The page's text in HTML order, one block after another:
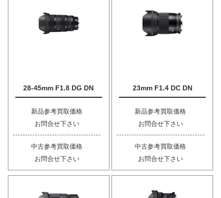
28-45mm F1.8 DG DN
新品参考買取価格
お問合せ下さい
中古参考買取価格
お問合せ下さい
23mm F1.4 DC DN
新品参考買取価格
お問合せ下さい
中古参考買取価格
お問合せ下さい